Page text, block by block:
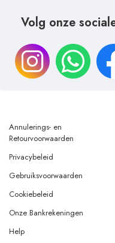
Volg onze
Annulerings- en
Retourvoorwaarden
Privacybeleid
Gebruiksvoorwaarden
Cookiebeleid
Onze Bankrekeningen
Help